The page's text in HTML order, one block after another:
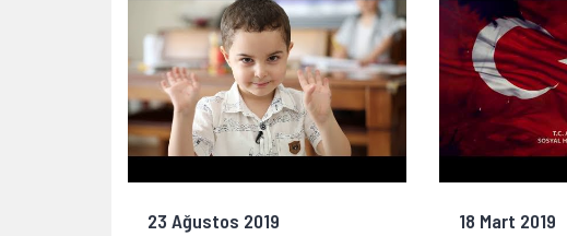
23 Ağustos 2019 18 Mart 2019